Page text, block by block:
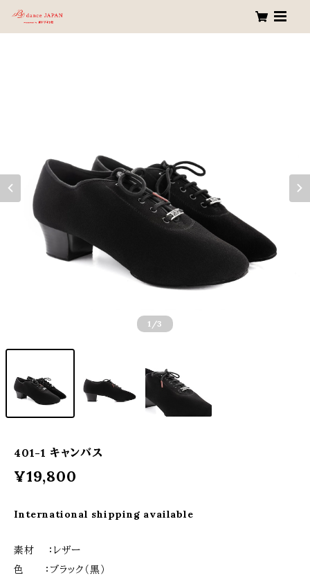
1 /3
401-1 キャンバス
¥19,800
International shipping available
素材 ：レザー
色 ：ブラック（黒）